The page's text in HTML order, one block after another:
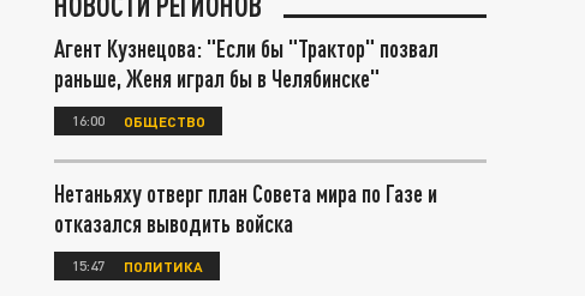
Агент Кузнецова: "Если бы "Трактор" позвал
раньше, Женя играл бы в Челябинске"
16:00 ОБЩЕСТВО
Нетаньяху отверг план Совета мира по Газе и
отказался выводить войска
15:47 ПОЛИТИКА